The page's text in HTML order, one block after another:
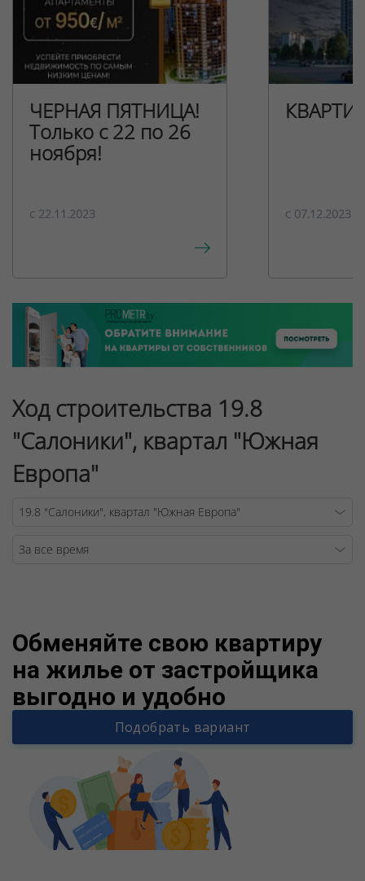
ЧЕРНАЯ ПЯТНИЦА!
Только с 22 по 26
ноября!
c 22.11.2023 c 07.12.2023
Ход строительства 19.8
"Салоники", квартал "Южная
Европа"
Обменяйте свою квартиру
на жилье от застройщика
выгодно и удобно
Подобрать вариант